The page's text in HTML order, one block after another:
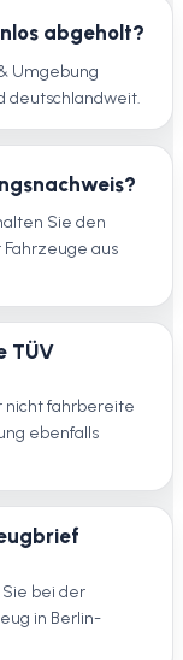
abgeholt?
Umgebung
deutschlandweit.
Sie den
aus
TÜV
nicht fahrbereite
ebenfalls
bei der
in Berlin-